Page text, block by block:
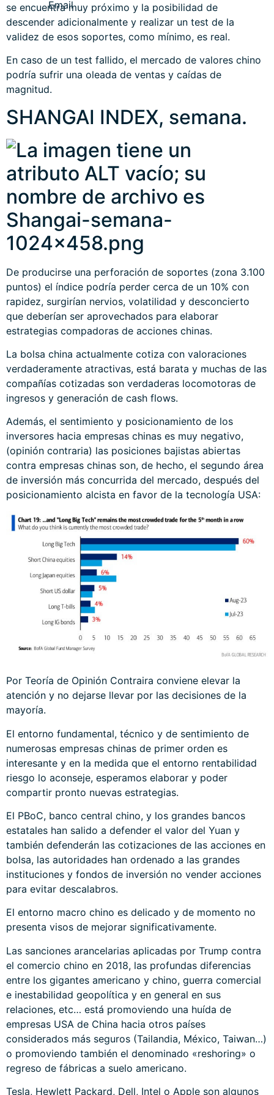
se encuentra muy próximo y la posibilidad de
descender adicionalmente y realizar un test de la
validez de esos soportes, como mínimo, es real.
En caso de un test fallido, el mercado de valores chino
podría sufrir una oleada de ventas y caídas de
magnitud.
SHANGAI INDEX, semana.
De producirse una perforación de soportes (zona 3.100
puntos) el índice podría perder cerca de un 10% con
rapidez, surgirían nervios, volatilidad y desconcierto
que deberían ser aprovechados para elaborar
estrategias compadoras de acciones chinas.
La bolsa china actualmente cotiza con valoraciones
verdaderamente atractivas, está barata y muchas de las
compañías cotizadas son verdaderas locomotoras de
ingresos y generación de cash flows.
Además, el sentimiento y posicionamiento de los
inversores hacia empresas chinas es muy negativo,
(opinión contraria) las posiciones bajistas abiertas
contra empresas chinas son, de hecho, el segundo área
de inversión más concurrida del mercado, después del
posicionamiento alcista en favor de la tecnología USA:
Por Teoría de Opinión Contraira conviene elevar la
atención y no dejarse llevar por las decisiones de la
mayoría.
El entorno fundamental, técnico y de sentimiento de
numerosas empresas chinas de primer orden es
interesante y en la medida que el entorno rentabilidad
riesgo lo aconseje, esperamos elaborar y poder
compartir pronto nuevas estrategias.
El PBoC, banco central chino, y los grandes bancos
estatales han salido a defender el valor del Yuan y
también defenderán las cotizaciones de las acciones en
bolsa, las autoridades han ordenado a las grandes
instituciones y fondos de inversión no vender acciones
para evitar descalabros.
El entorno macro chino es delicado y de momento no
presenta visos de mejorar significativamente.
Las sanciones arancelarias aplicadas por Trump contra
el comercio chino en 2018, las profundas diferencias
entre los gigantes americano y chino, guerra comercial
e inestabilidad geopolítica y en general en sus
relaciones, etc… está promoviendo una huída de
empresas USA de China hacia otros países
considerados más seguros (Tailandia, México, Taiwan…)
o promoviendo también el denominado «reshoring» o
regreso de fábricas a suelo americano.
Tesla, Hewlett Packard, Dell, Intel o Apple son algunos